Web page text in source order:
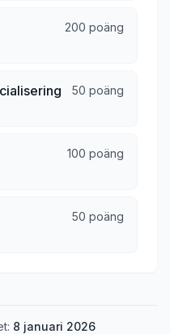
200 poäng
50 poäng
100 poäng
50 poäng
8 januari 2026